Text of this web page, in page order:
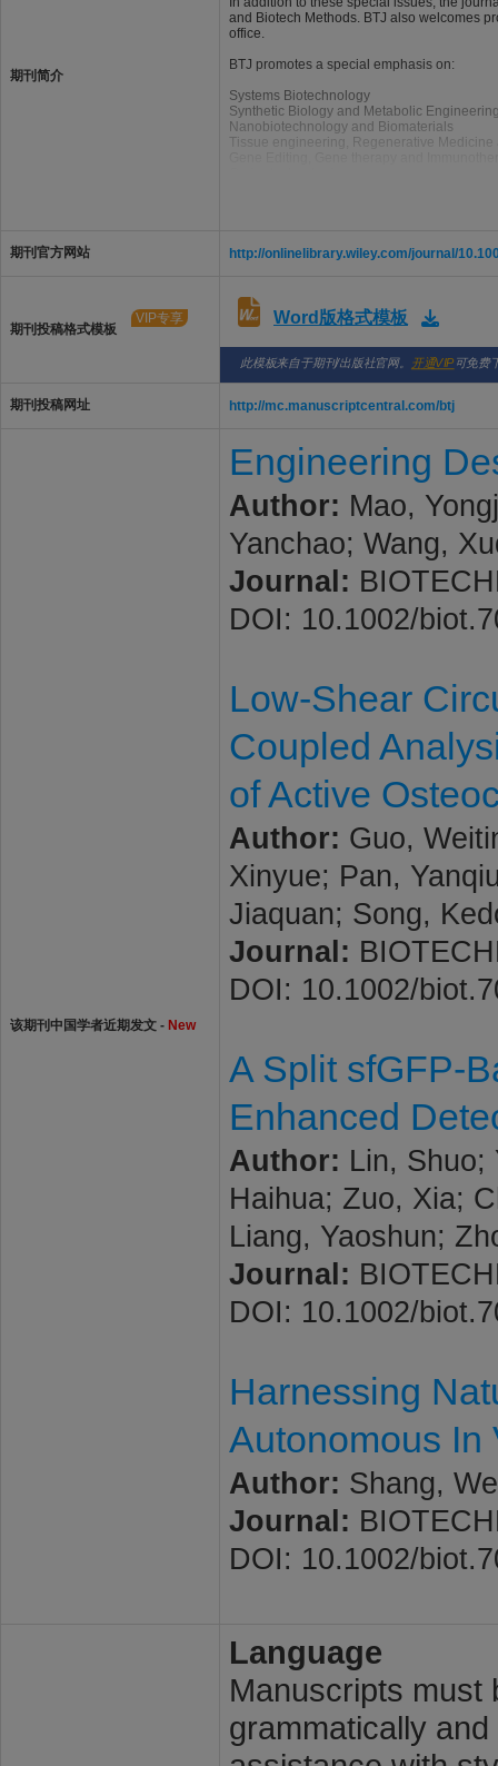
期刊简介
and Biotech Methods. BTJ also welcomes
office.
BTJ promotes a special emphasis on:
Systems Biotechnology
Synthetic Biology and Metabolic
Nanobiotechnology and Biomaterials
Tissue engineering, Regenerative Medicine
Methods and Advances.
期刊官方网站 http://onlinelibrary.wiley.com/journal/
期刊投稿格式模板
VIP专享 Word版格式模板
此模板来自于期刊/出版社官网。 开通VIP 可免费
期刊投稿网址 http://mc.manuscriptcentral.com/btj
该期刊中国学者近期发文 - New
Engineering
Author: Mao,
Yanchao; Wang,
Journal:
DOI: 10.1002/
Low-Shear
Coupled
of Active
Author: Guo,
Xinyue; Pan,
Jiaquan; Song,
Journal:
DOI: 10.1002/
A Split sfGFP-
Enhanced
Author: Lin, Shuo;
Haihua; Zuo, Xia;
Liang, Yaoshun;
Journal:
DOI: 10.1002/
Harnessing
Autonomous In
Author: Shang,
Journal:
DOI: 10.1002/
Language
Manuscripts must
grammatically